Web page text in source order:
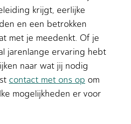
krijgt, eerlijke
en een betrokken
met je meedenkt. Of je
jarenlange ervaring hebt
naar wat jij nodig
contact met ons op om
mogelijkheden er voor